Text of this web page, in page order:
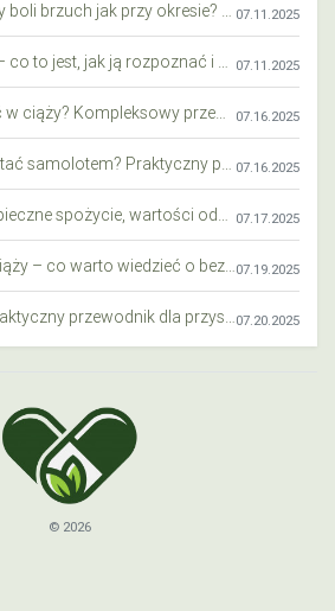
07.11.2025
07.11.2025
07.16.2025
07.16.2025
07.17.2025
07.19.2025
07.20.2025
© 2026